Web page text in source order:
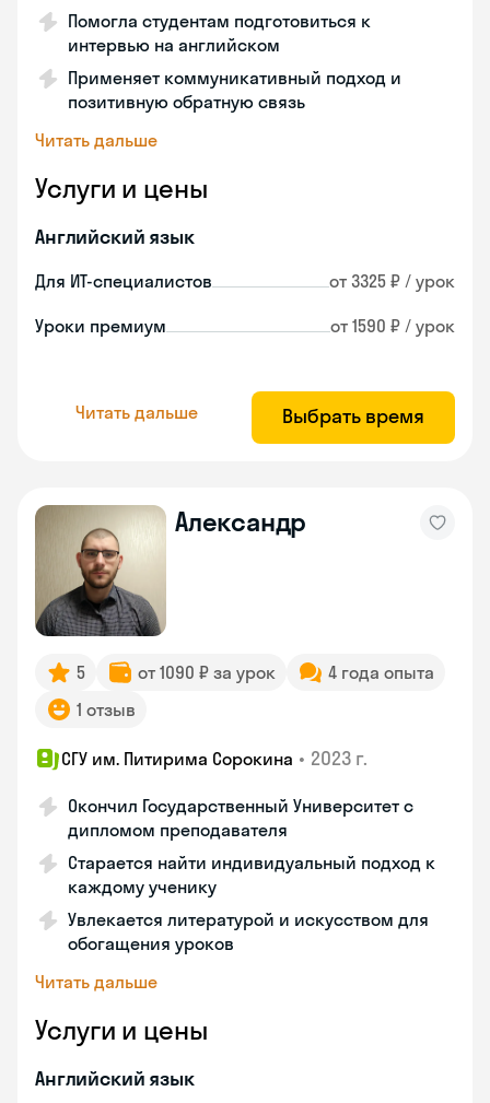
Помогла студентам подготовиться к
интервью на английском
Применяет коммуникативный подход и
позитивную обратную связь
Читать дальше
Услуги и цены
Английский язык
Для ИТ-специалистов от 3325 ₽ / урок
Уроки премиум от 1590 ₽ / урок
Читать дальше Выбрать время
Александр
5 от 1090 ₽ за урок
4 года опыта
1 отзыв
СГУ им. Питирима Сорокина • 2023 г.
Окончил Государственный Университет с
дипломом преподавателя
Старается найти индивидуальный подход к
каждому ученику
Увлекается литературой и искусством для
обогащения уроков
Читать дальше
Услуги и цены
Английский язык